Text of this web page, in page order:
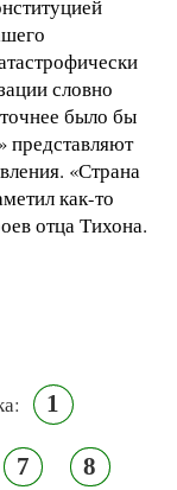
словно
было бы
представляют
«Страна
как-то
отца Тихона.
1
7 8